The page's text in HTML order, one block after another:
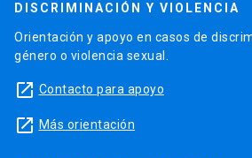
DISCRIMINACIÓN Y VIOLENCIA
Orientación y apoyo en casos de
género o violencia sexual.
launch Contacto para apoyo
launch Más orientación